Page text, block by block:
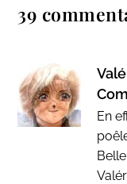
39
En